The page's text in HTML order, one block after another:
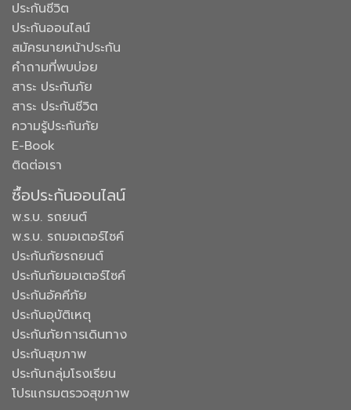
ประกันชีวิต
ประกันออนไลน์
สมัครนายหน้าประกัน
คำถามที่พบบ่อย
สาระ ประกันภัย
สาระ ประกันชีวิต
ความรู้ประกันภัย
E-Book
ติดต่อเรา
ซื้อประกันออนไลน์
พ.ร.บ. รถยนต์
พ.ร.บ. รถมอเตอร์ไซค์
ประกันภัยรถยนต์
ประกันภัยมอเตอร์ไซค์
ประกันอัคคีภัย
ประกันอุบัติเหตุ
ประกันภัยการเดินทาง
ประกันสุขภาพ
ประกันกลุ่มโรงเรียน
โปรแกรมตรวจสุขภาพ